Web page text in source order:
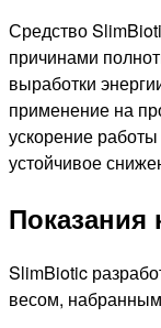
Средство
причинами
выработки
применение на
ускорение
устойчивое
SlimBiotic
весом,